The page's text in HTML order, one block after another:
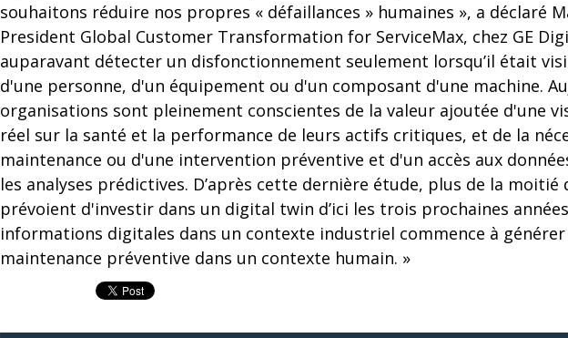
souhaitons réduire nos propres « défaillances » humaines », a déclaré
President Global Customer Transformation for ServiceMax, chez GE
auparavant détecter un disfonctionnement seulement lorsqu’il était
d'une personne, d'un équipement ou d'un composant d'une machine.
organisations sont pleinement conscientes de la valeur ajoutée d'une
réel sur la santé et la performance de leurs actifs critiques, et de la
maintenance ou d'une intervention préventive et d'un accès aux
les analyses prédictives. D’après cette dernière étude, plus de la moitié
prévoient d'investir dans un digital twin d’ici les trois prochaines
informations digitales dans un contexte industriel commence à
maintenance préventive dans un contexte humain. »